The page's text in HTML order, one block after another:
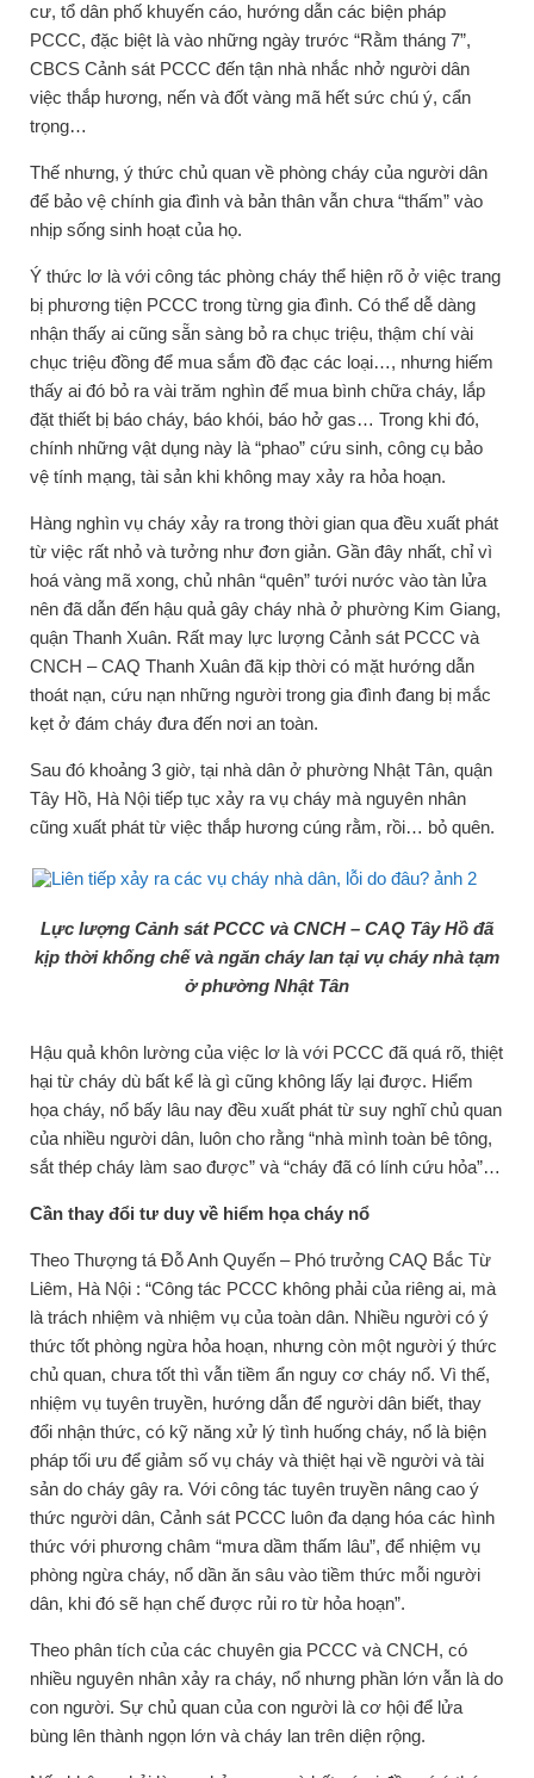
cư, tổ dân phố khuyến cáo, hướng dẫn các biện pháp
PCCC, đặc biệt là vào những ngày trước “Rằm tháng 7”,
CBCS Cảnh sát PCCC đến tận nhà nhắc nhở người dân
việc thắp hương, nến và đốt vàng mã hết sức chú ý, cẩn
trọng…
Thế nhưng, ý thức chủ quan về phòng cháy của người dân
để bảo vệ chính gia đình và bản thân vẫn chưa “thấm” vào
nhịp sống sinh hoạt của họ.
Ý thức lơ là với công tác phòng cháy thể hiện rõ ở việc trang
bị phương tiện PCCC trong từng gia đình. Có thể dễ dàng
nhận thấy ai cũng sẵn sàng bỏ ra chục triệu, thậm chí vài
chục triệu đồng để mua sắm đồ đạc các loại…, nhưng hiếm
thấy ai đó bỏ ra vài trăm nghìn để mua bình chữa cháy, lắp
đặt thiết bị báo cháy, báo khói, báo hở gas… Trong khi đó,
chính những vật dụng này là “phao” cứu sinh, công cụ bảo
vệ tính mạng, tài sản khi không may xảy ra hỏa hoạn.
Hàng nghìn vụ cháy xảy ra trong thời gian qua đều xuất phát
từ việc rất nhỏ và tưởng như đơn giản. Gần đây nhất, chỉ vì
hoá vàng mã xong, chủ nhân “quên” tưới nước vào tàn lửa
nên đã dẫn đến hậu quả gây cháy nhà ở phường Kim Giang,
quận Thanh Xuân. Rất may lực lượng Cảnh sát PCCC và
CNCH – CAQ Thanh Xuân đã kịp thời có mặt hướng dẫn
thoát nạn, cứu nạn những người trong gia đình đang bị mắc
kẹt ở đám cháy đưa đến nơi an toàn.
Sau đó khoảng 3 giờ, tại nhà dân ở phường Nhật Tân, quận
Tây Hồ, Hà Nội tiếp tục xảy ra vụ cháy mà nguyên nhân
cũng xuất phát từ việc thắp hương cúng rằm, rồi… bỏ quên.
Lực lượng Cảnh sát PCCC và CNCH – CAQ Tây Hồ đã
kịp thời khống chế và ngăn cháy lan tại vụ cháy nhà tạm
ở phường Nhật Tân
Hậu quả khôn lường của việc lơ là với PCCC đã quá rõ, thiệt
hại từ cháy dù bất kể là gì cũng không lấy lại được. Hiểm
họa cháy, nổ bấy lâu nay đều xuất phát từ suy nghĩ chủ quan
của nhiều người dân, luôn cho rằng “nhà mình toàn bê tông,
sắt thép cháy làm sao được” và “cháy đã có lính cứu hỏa”…
Cần thay đổi tư duy về hiểm họa cháy nổ
Theo Thượng tá Đỗ Anh Quyến – Phó trưởng CAQ Bắc Từ
Liêm, Hà Nội : “Công tác PCCC không phải của riêng ai, mà
là trách nhiệm và nhiệm vụ của toàn dân. Nhiều người có ý
thức tốt phòng ngừa hỏa hoạn, nhưng còn một người ý thức
chủ quan, chưa tốt thì vẫn tiềm ẩn nguy cơ cháy nổ. Vì thế,
nhiệm vụ tuyên truyền, hướng dẫn để người dân biết, thay
đổi nhận thức, có kỹ năng xử lý tình huống cháy, nổ là biện
pháp tối ưu để giảm số vụ cháy và thiệt hại về người và tài
sản do cháy gây ra. Với công tác tuyên truyền nâng cao ý
thức người dân, Cảnh sát PCCC luôn đa dạng hóa các hình
thức với phương châm “mưa dầm thấm lâu”, để nhiệm vụ
phòng ngừa cháy, nổ dần ăn sâu vào tiềm thức mỗi người
dân, khi đó sẽ hạn chế được rủi ro từ hỏa hoạn”.
Theo phân tích của các chuyên gia PCCC và CNCH, có
nhiều nguyên nhân xảy ra cháy, nổ nhưng phần lớn vẫn là do
con người. Sự chủ quan của con người là cơ hội để lửa
bùng lên thành ngọn lớn và cháy lan trên diện rộng.